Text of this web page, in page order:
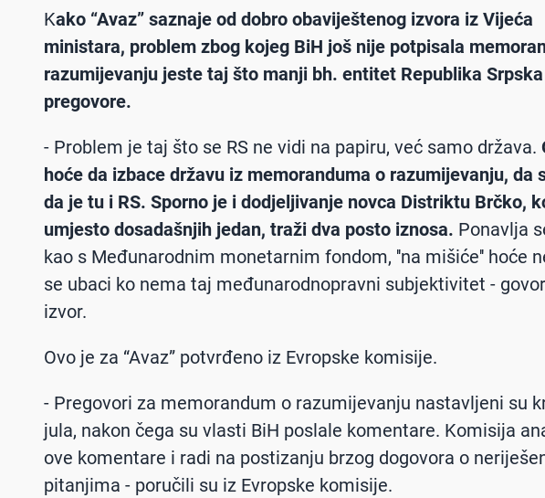
Kako “Avaz” saznaje od dobro obaviještenog izvora iz Vijeća
ministara, problem zbog kojeg BiH još nije potpisala
razumijevanju jeste taj što manji bh. entitet Republika
pregovore.
- Problem je taj što se RS ne vidi na papiru, već samo država.
hoće da izbace državu iz memoranduma o razumijevanju, da
da je tu i RS. Sporno je i dodjeljivanje novca Distriktu Brčko,
umjesto dosadašnjih jedan, traži dva posto iznosa. Ponavlja
kao s Međunarodnim monetarnim fondom, ''na mišiće'' hoće
se ubaci ko nema taj međunarodnopravni subjektivitet -
izvor.
Ovo je za “Avaz” potvrđeno iz Evropske komisije.
- Pregovori za memorandum o razumijevanju nastavljeni su
jula, nakon čega su vlasti BiH poslale komentare. Komisija
ove komentare i radi na postizanju brzog dogovora o
pitanjima - poručili su iz Evropske komisije.